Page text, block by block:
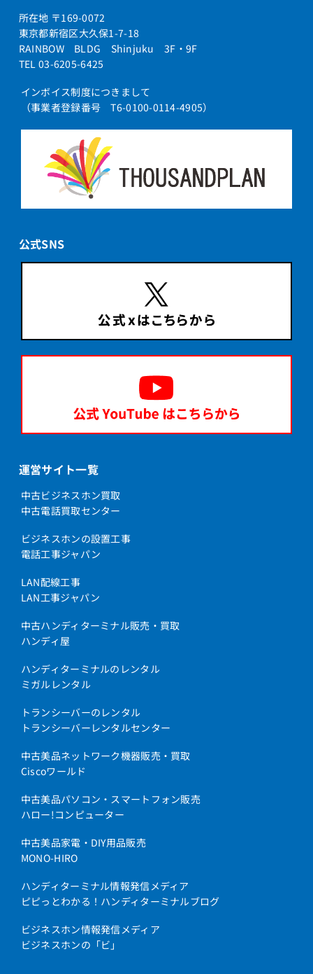
所在地 〒169-0072
東京都新宿区大久保1-7-18
RAINBOW BLDG Shinjuku 3F・9F
TEL 03-6205-6425
インボイス制度につきまして
（事業者登録番号 T6-0100-0114-4905）
公式SNS
運営サイト一覧
中古ビジネスホン買取
中古電話買取センター
ビジネスホンの設置工事
電話工事ジャパン
LAN配線工事
LAN工事ジャパン
中古ハンディターミナル販売・買取
ハンディ屋
ハンディターミナルのレンタル
ミガルレンタル
トランシーバーのレンタル
トランシーバーレンタルセンター
中古美品ネットワーク機器販売・買取
Ciscoワールド
中古美品パソコン・スマートフォン販売
ハロー!コンピューター
中古美品家電・DIY用品販売
MONO-HIRO
ハンディターミナル情報発信メディア
ピピっとわかる！ハンディターミナルブログ
ビジネスホン情報発信メディア
ビジネスホンの「ビ」